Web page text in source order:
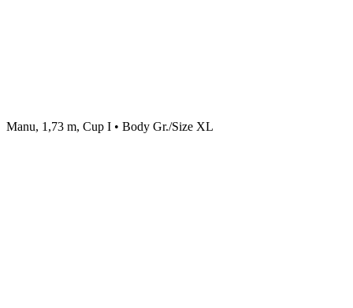
Manu, 1,73 m, Cup I • Body Gr./Size XL